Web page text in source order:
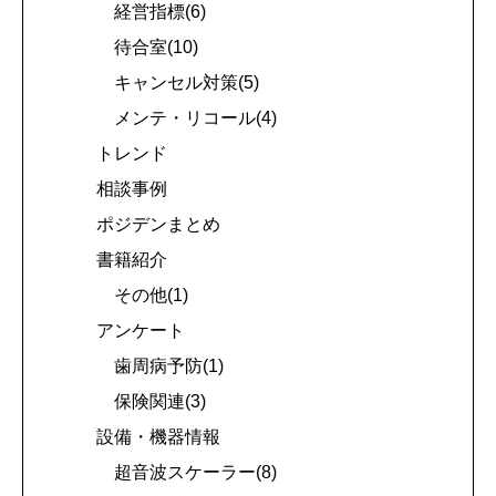
経営指標(6)
待合室(10)
キャンセル対策(5)
メンテ・リコール(4)
トレンド
相談事例
ポジデンまとめ
書籍紹介
その他(1)
アンケート
歯周病予防(1)
保険関連(3)
設備・機器情報
超音波スケーラー(8)